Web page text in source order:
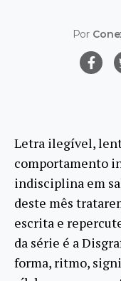
Por
Letra ilegível,
comportamento
indisciplina em
deste mês
escrita e
da série é a
forma, ritmo,